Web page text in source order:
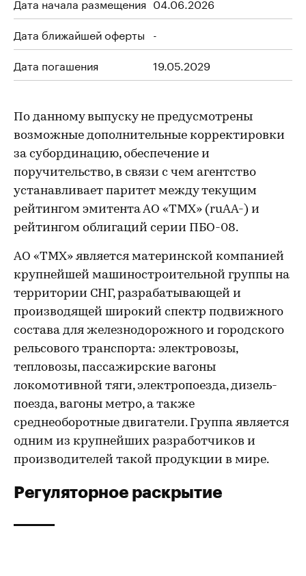
Дата ближайшей оферты -
Дата погашения
19.05.2029
По данному выпуску не предусмотрены
возможные дополнительные корректировки
за субординацию, обеспечение и
поручительство, в связи с чем агентство
устанавливает паритет между текущим
рейтингом эмитента АО «ТМХ» (ruAA-) и
рейтингом облигаций серии ПБО-08.
АО «ТМХ» является материнской компанией
крупнейшей машиностроительной группы на
территории СНГ, разрабатывающей и
производящей широкий спектр подвижного
состава для железнодорожного и городского
рельсового транспорта: электровозы,
тепловозы, пассажирские вагоны
локомотивной тяги, электропоезда, дизель-
поезда, вагоны метро, а также
среднеоборотные двигатели. Группа является
одним из крупнейших разработчиков и
производителей такой продукции в мире.
Регуляторное раскрытие